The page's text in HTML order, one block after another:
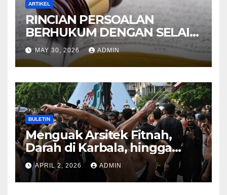
ARTIKEL
RINCIAN PERSOALAN
BERHUKUM DENGAN SELAIN
HUKUM ALLAH DALAM
KITAB AT-TAMHID SYARAH
KITAB AT-TAUHID
MAY 30, 2026 ADMIN
BULETIN
Menguak Arsitek Fitnah,
Darah di Karbala, hingga
Lahirnya Sekte-sekte serta
Mitos Imam Gaib
APRIL 2, 2026 ADMIN